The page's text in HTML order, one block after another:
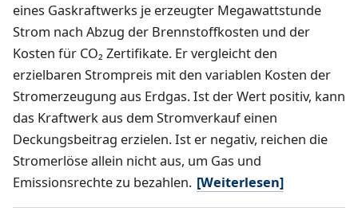
eines Gaskraftwerks je erzeugter Megawattstunde
Strom nach Abzug der Brennstoffkosten und der
Kosten für CO₂ Zertifikate. Er vergleicht den
erzielbaren Strompreis mit den variablen Kosten der
Stromerzeugung aus Erdgas. Ist der Wert positiv, kann
das Kraftwerk aus dem Stromverkauf einen
Deckungsbeitrag erzielen. Ist er negativ, reichen die
Stromerlöse allein nicht aus, um Gas und
Emissionsrechte zu bezahlen. [Weiterlesen]